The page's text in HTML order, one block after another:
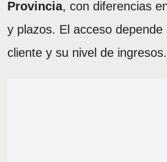
Provincia, con diferencias
y plazos. El acceso depende
cliente y su nivel de ingresos.